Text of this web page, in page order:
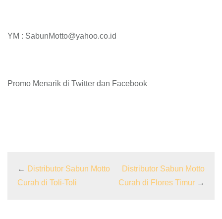
YM : SabunMotto@yahoo.co.id
Promo Menarik di Twitter dan Facebook
← Distributor Sabun Motto
Curah di Toli-Toli
Distributor Sabun Motto
Curah di Flores Timur →